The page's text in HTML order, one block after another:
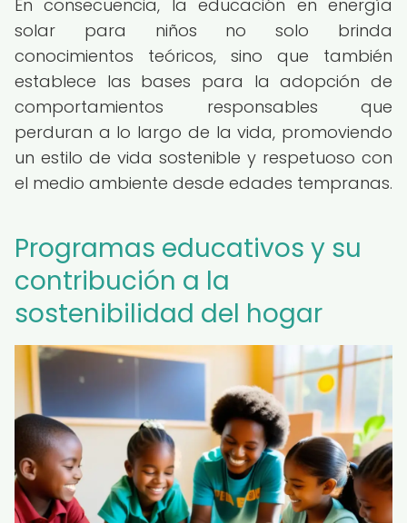
En consecuencia, la educación en energía
solar para niños no solo brinda
conocimientos teóricos, sino que también
establece las bases para la adopción de
comportamientos responsables que
perduran a lo largo de la vida, promoviendo
un estilo de vida sostenible y respetuoso con
el medio ambiente desde edades tempranas.
Programas educativos y su
contribución a la
sostenibilidad del hogar